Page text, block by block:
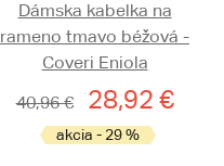
Dámska kabelka na
rameno tmavo béžová -
Coveri Eniola
40,96 €
28,92 €
akcia - 29 %